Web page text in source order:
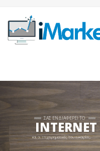
ΣΑΣ ΕΝΔΙΑΦΕΡΕΙ ΤΟ
INTERNET
και οι επιχειρηματικές του ευκαιρίες;